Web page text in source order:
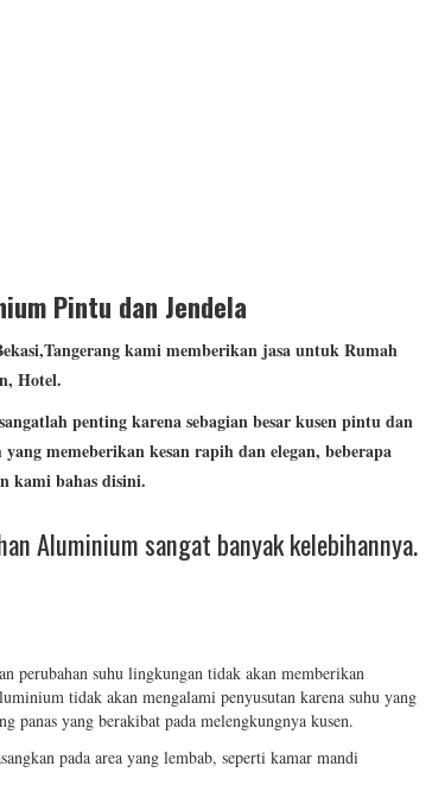
Pintu dan Jendela
kami memberikan jasa untuk Rumah
Hotel.
penting karena sebagian besar kusen pintu dan
memeberikan kesan rapih dan elegan, beberapa
kami bahas disini.
Aluminium sangat banyak kelebihannya.
perubahan suhu lingkungan tidak akan memberikan
tidak akan mengalami penyusutan karena suhu yang
panas yang berakibat pada melengkungnya kusen.
pada area yang lembab, seperti kamar mandi